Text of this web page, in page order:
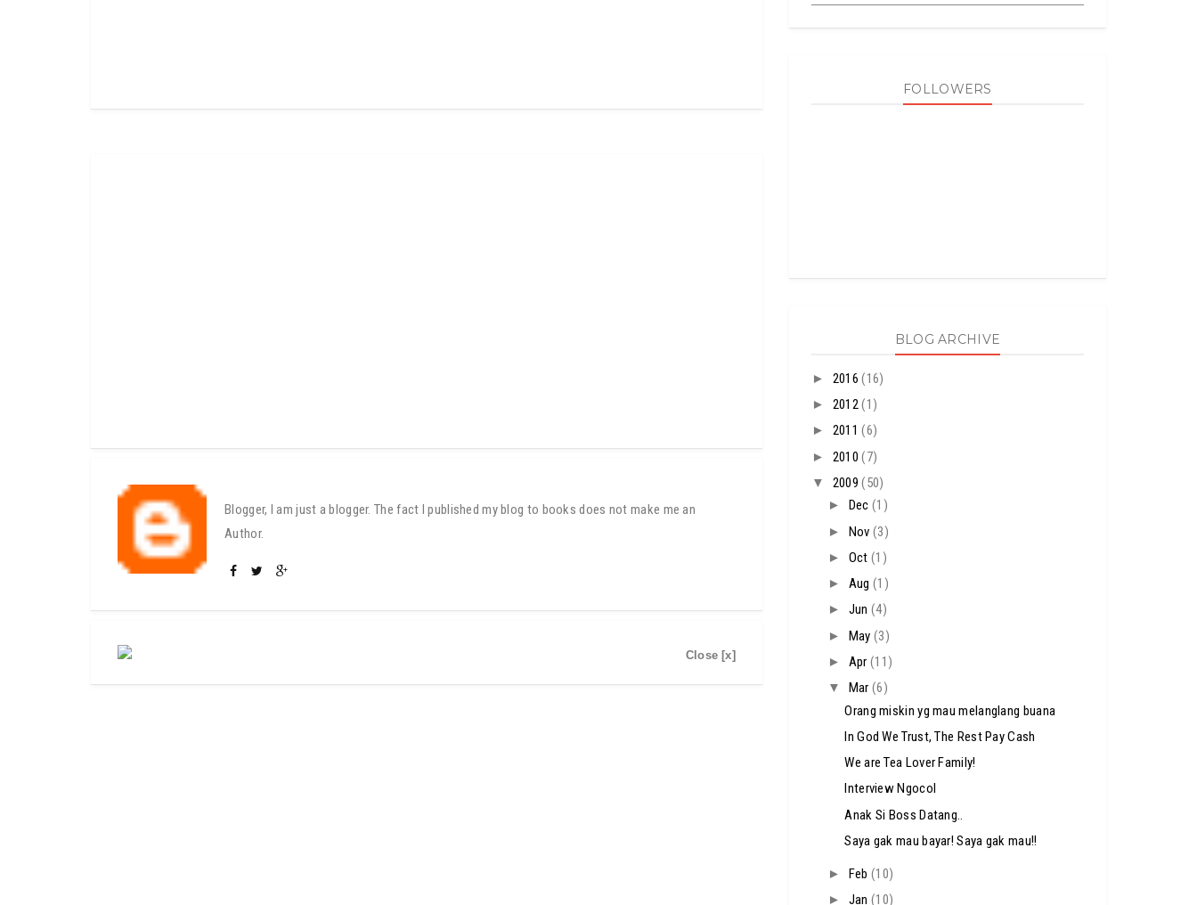
Blogger, I am just a blogger. The fact I published my blog to books does not make me an
Author.
Close [x]
FOLLOWERS
BLOG ARCHIVE
► 2016(16)
► 2012(1)
► 2011(6)
► 2010(7)
▼ 2009(50)
► Dec (1)
► Nov (3)
► Oct (1)
► Aug (1)
► Jun (4)
► May (3)
► Apr (11)
▼ Mar (6)
Orang miskin yg mau melanglang buana
In God We Trust, The Rest Pay Cash
We are Tea Lover Family!
Interview Ngocol
Anak Si Boss Datang..
Saya gak mau bayar! Saya gak mau!!
► Feb (10)
► Jan (10)